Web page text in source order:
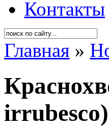
Контакты
Главная »
irrubesco)